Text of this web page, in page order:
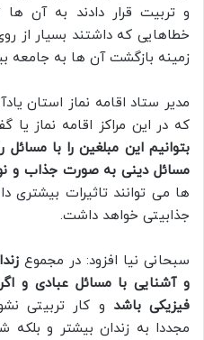
و تربیت قرار دادند به آن
خطاهایی که داشتند بسیار از
زمینه بازگشت آن ها به جامعه
مدیر ستاد اقامه نماز استان
که در این مراکز اقامه نماز یا
بتوانیم این مبلغین را با
مسائل دینی به صورت جذاب و نو
ها می توانند تاثیرات بیشتری
جذابیتی خواهد داشت.
سبحانی نیا افزود: در مجموع
و آشنایی با مسائل عبادی و
فیزیکی باشد و کار تربیتی
مجددا به زندان بیشتر و